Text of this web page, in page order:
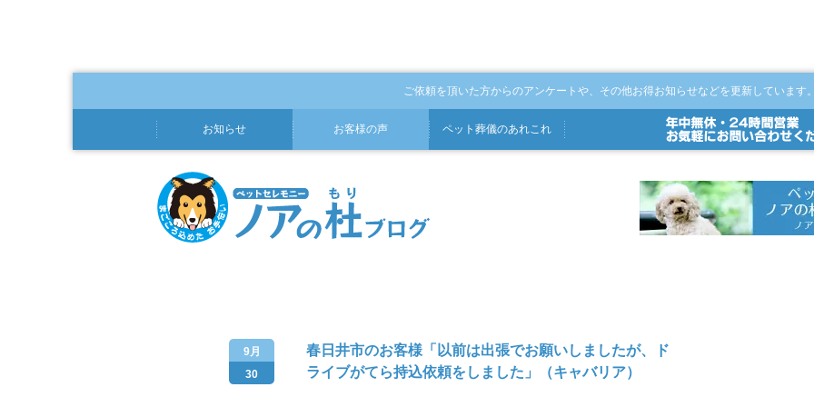
ご依頼を頂いた方からのアンケートや、その他お得お知らせなどを更新しています
お知らせ お客様の声 ペット 葬儀のあれこれ
9月
30
春日井市のお客様「以前は出張でお願いしましたが、ド
ライブがてら持込依頼をしました」（キャバリア）